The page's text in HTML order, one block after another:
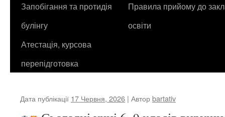
Запобігання та протидія
булінгу
Правила прийому до
освіти
Атестація, курсова
перепідготовка
Дата публікації 17 Червня, 2026 | Авторbartativ